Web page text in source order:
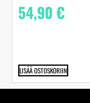
54,90€
LISÄÄ OSTOSKORIIN